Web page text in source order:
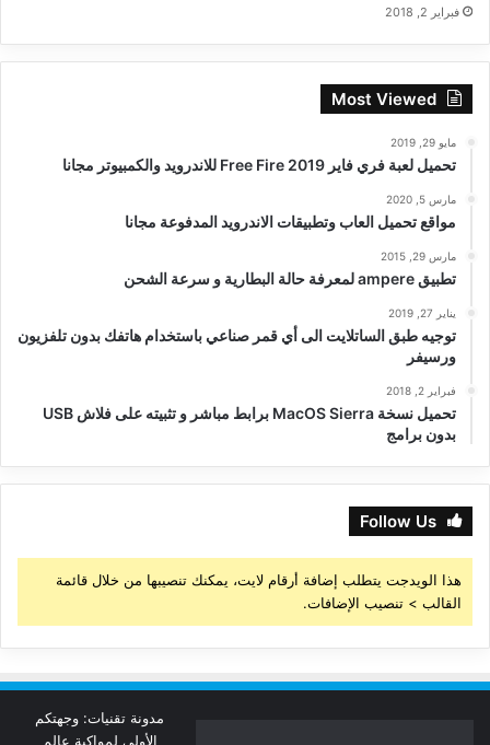
فبراير 2, 2018
Most Viewed
مايو 29, 2019
تحميل لعبة فري فاير Free Fire 2019 للاندرويد والكمبيوتر مجانا
مارس 5, 2020
مواقع تحميل العاب وتطبيقات الاندرويد المدفوعة مجانا
مارس 29, 2015
تطبيق ampere لمعرفة حالة البطارية و سرعة الشحن
يناير 27, 2019
توجيه طبق الساتلايت الى أي قمر صناعي باستخدام هاتفك بدون تلفزيون
ورسيفر
فبراير 2, 2018
تحميل نسخة MacOS Sierra برابط مباشر و تثبيته على فلاش USB
بدون برامج
Follow Us
هذا الويدجت يتطلب إضافة أرقام لايت، يمكنك تنصيبها من خلال قائمة
القالب > تنصيب الإضافات.
مدونة تقنيات: وجهتكم
الأولى لمواكبة عالم